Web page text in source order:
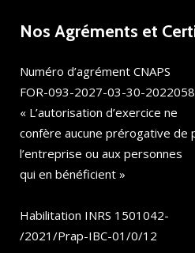
Nos Agréments et
Numéro d’agrément CNAPS
FOR-093-2027-03-30-
« L’autorisation d’exercice ne
confère aucune prérogative de
l’entreprise ou aux personnes
qui en bénéficient »
Habilitation INRS 1501042-
/2021/Prap-IBC-01/0/12